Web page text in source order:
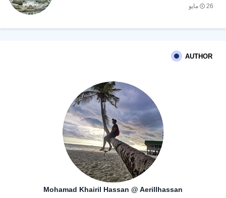
26 مايو
AUTHOR
Mohamad Khairil Hassan @ Aerillhassan